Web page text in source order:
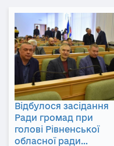
Відбулося засідання
Ради громад при
голові Рівненської
обласної ради…